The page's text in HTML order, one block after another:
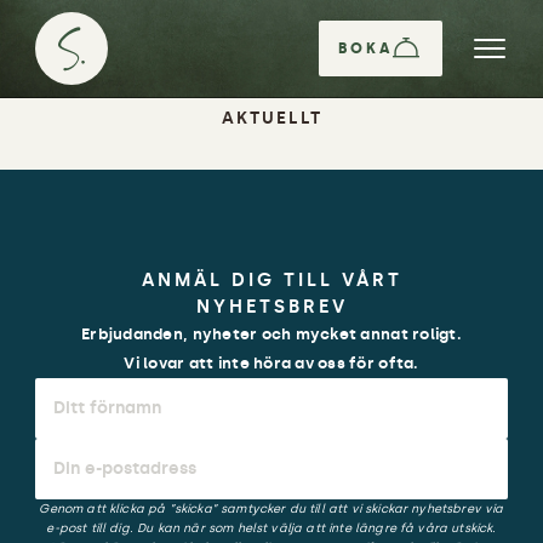
BOKA
AKTUELLT
ANMÄL DIG TILL VÅRT
NYHETSBREV
Erbjudanden, nyheter och mycket annat roligt.
Vi lovar att inte höra av oss för ofta.
Genom att klicka på ”skicka” samtycker du till att vi skickar nyhetsbrev via
e-post till dig. Du kan när som helst välja att inte längre få våra utskick.